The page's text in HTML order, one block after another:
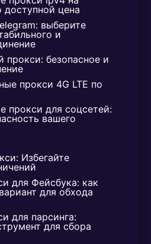
связанные с
наших IP-адресов.
вы можете бесплатно
прокси два часа,
работу и принять
цена
выберите
и
прокси: безопасное и
прокси 4G LTE по
прокси для соцсетей:
вашего
Избегайте
для Фейсбука: как
для обхода
для парсинга:
для сбора